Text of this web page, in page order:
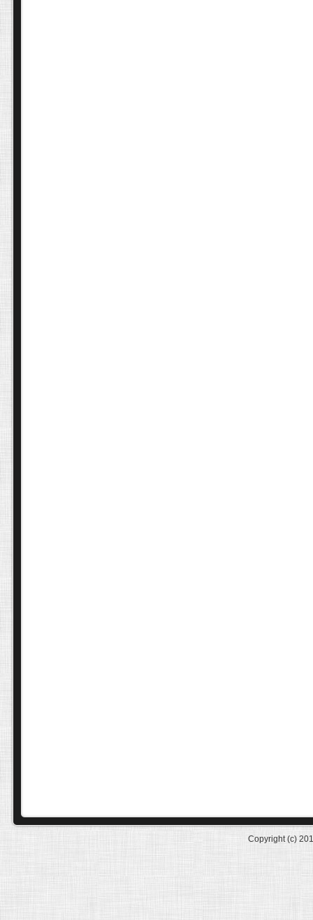
Copyright (c)